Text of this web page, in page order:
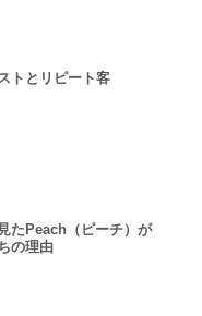
トとリピート客
たPeach（ピーチ）が
の理由